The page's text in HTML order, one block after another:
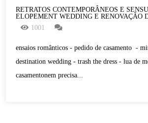
RETRATOS CONTEMPORÂNEOS E
ELOPEMENT WEDDING E RENOVAÇÃO
1001
ensaios românticos - pedido de casamento -
destination wedding - trash the dress - lua de
casamentonem precisa...